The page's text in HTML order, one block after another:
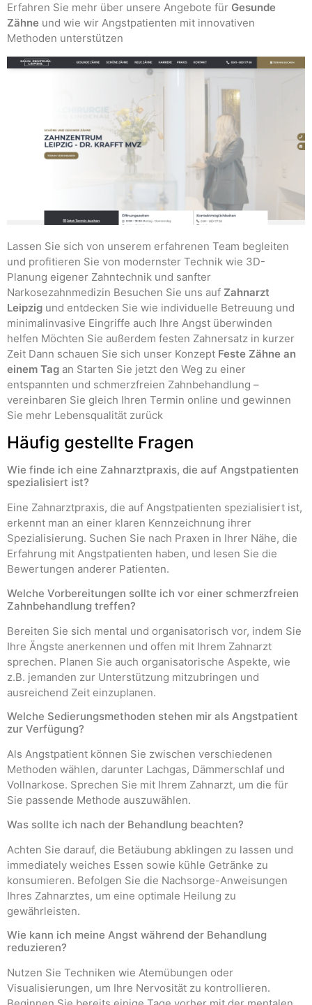
Erfahren Sie mehr über unsere Angebote für Gesunde
Zähne und wie wir Angstpatienten mit innovativen
Methoden unterstützen
Lassen Sie sich von unserem erfahrenen Team begleiten
und profitieren Sie von modernster Technik wie 3D-
Planung eigener Zahntechnik und sanfter
Narkosezahnmedizin Besuchen Sie uns auf Zahnarzt
Leipzig und entdecken Sie wie individuelle Betreuung und
minimalinvasive Eingriffe auch Ihre Angst überwinden
helfen Möchten Sie außerdem festen Zahnersatz in kurzer
Zeit Dann schauen Sie sich unser Konzept Feste Zähne an
einem Tag an Starten Sie jetzt den Weg zu einer
entspannten und schmerzfreien Zahnbehandlung –
vereinbaren Sie gleich Ihren Termin online und gewinnen
Sie mehr Lebensqualität zurück
Häufig gestellte Fragen
Wie finde ich eine Zahnarztpraxis, die auf Angstpatienten
spezialisiert ist?
Eine Zahnarztpraxis, die auf Angstpatienten spezialisiert ist,
erkennt man an einer klaren Kennzeichnung ihrer
Spezialisierung. Suchen Sie nach Praxen in Ihrer Nähe, die
Erfahrung mit Angstpatienten haben, und lesen Sie die
Bewertungen anderer Patienten.
Welche Vorbereitungen sollte ich vor einer schmerzfreien
Zahnbehandlung treffen?
Bereiten Sie sich mental und organisatorisch vor, indem Sie
Ihre Ängste anerkennen und offen mit Ihrem Zahnarzt
sprechen. Planen Sie auch organisatorische Aspekte, wie
z.B. jemanden zur Unterstützung mitzubringen und
ausreichend Zeit einzuplanen.
Welche Sedierungsmethoden stehen mir als Angstpatient
zur Verfügung?
Als Angstpatient können Sie zwischen verschiedenen
Methoden wählen, darunter Lachgas, Dämmerschlaf und
Vollnarkose. Sprechen Sie mit Ihrem Zahnarzt, um die für
Sie passende Methode auszuwählen.
Was sollte ich nach der Behandlung beachten?
Achten Sie darauf, die Betäubung abklingen zu lassen und
immediately weiches Essen sowie kühle Getränke zu
konsumieren. Befolgen Sie die Nachsorge-Anweisungen
Ihres Zahnarztes, um eine optimale Heilung zu
gewährleisten.
Wie kann ich meine Angst während der Behandlung
reduzieren?
Nutzen Sie Techniken wie Atemübungen oder
Visualisierungen, um Ihre Nervosität zu kontrollieren.